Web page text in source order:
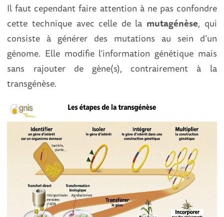
Il faut cependant faire attention à ne pas confondre
cette technique avec celle de la mutagénèse, qui
consiste à générer des mutations au sein d’un
génome. Elle modifie l’information génétique mais
sans rajouter de gène(s), contrairement à la
transgénèse.